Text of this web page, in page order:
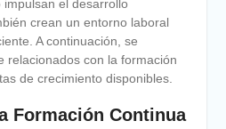
el desarrollo
crean un entorno laboral
A continuación, se
relacionados con la formación
de crecimiento disponibles.
Formación Continua